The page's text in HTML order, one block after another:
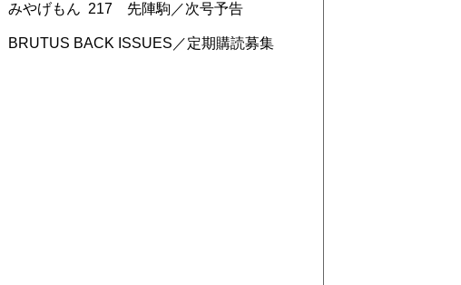
みやげもん 217 先陣駒／次号予告
BRUTUS BACK ISSUES／定期購読募集